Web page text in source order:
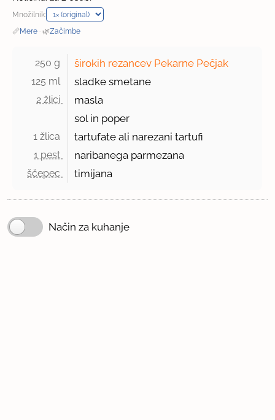
Množilnik:
📏Mere · 🌿Začimbe
250 g širokih rezancev Pekarne Pečjak
125 ml sladke smetane
2 žlici
masla
sol in poper
1 žlica tartufate ali narezani tartufi
1 pest naribanega parmezana
ščepec timijana
Način za kuhanje